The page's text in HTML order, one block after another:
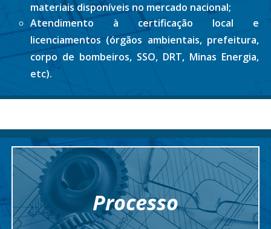
materiais disponíveis no mercado nacional;
Atendimento à certificação local e
licenciamentos (órgãos ambientais, prefeitura,
corpo de bombeiros, SSO, DRT, Minas Energia,
etc).
Processo